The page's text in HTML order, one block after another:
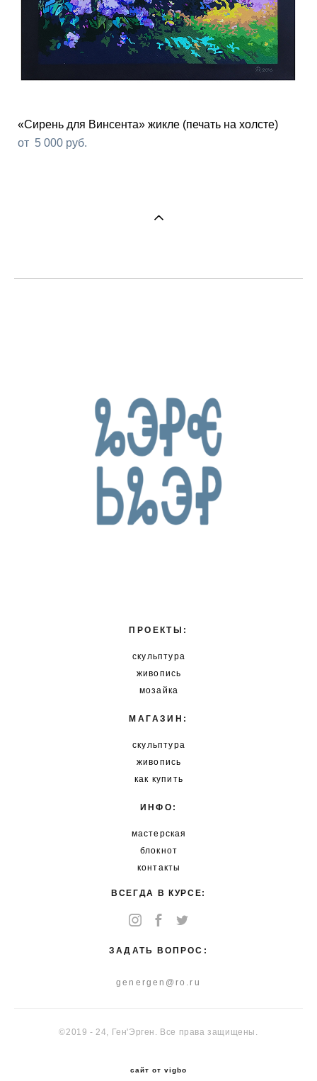
«Сирень для Винсента» жикле (печать на холсте)
от 5 000 pуб.
ПРОЕКТЫ:
скульптура
живопись
мозайка
МАГАЗИН:
скульптура
живопись
как купить
ИНФО:
мастерская
блокнот
контакты
ВСЕГДА В КУРСЕ:
ЗАДАТЬ ВОПРОС:
genergen@ro.ru
©2019 - 24, Ген'Эрген. Все права защищены.
сайт от vigbo